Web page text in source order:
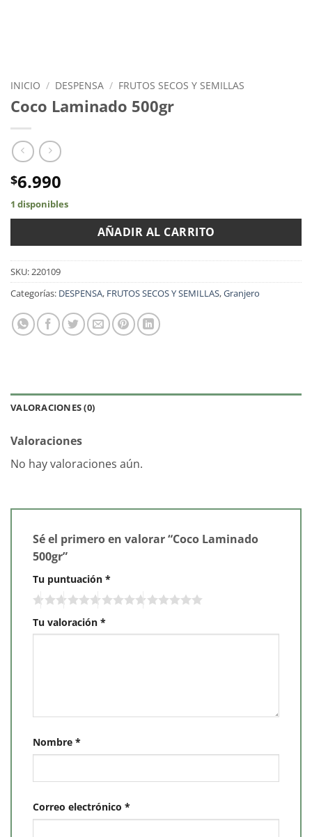
INICIO / DESPENSA / FRUTOS SECOS Y SEMILLAS
Coco Laminado 500gr
$6.990
1 disponibles
AÑADIR AL CARRITO
SKU:220109
Categorías: DESPENSA, FRUTOS SECOS Y SEMILLAS,Granjero
VALORACIONES (0)
Valoraciones
No hay valoraciones aún.
Sé el primero en valorar “Coco Laminado
500gr”
Tu puntuación *
Tu valoración *
Nombre *
Correo electrónico *